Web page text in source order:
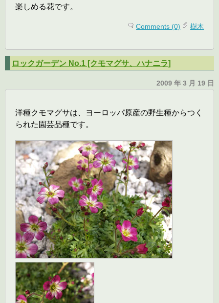
楽しめる花です。
Comments (0) 樹木
ロックガーデン No.1 [クモマグサ、ハナニラ]
2009 年 3 月 19 日
洋種クモマグサは、ヨーロッパ原産の野生種からつく
られた園芸品種です。